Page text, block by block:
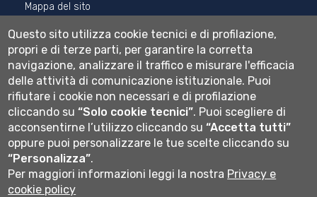
Mappa del sito
Informativa privacy
Cookie settings
Wi-fi
Webmail
24129 Bergamo
Questo sito utilizza cookie tecnici e di profilazione,
propri e di terze parti, per garantire la corretta
navigazione, analizzare il traffico e misurare l'efficacia
delle attività di comunicazione istituzionale. Puoi
rifiutare i cookie non necessari e di profilazione
cliccando su“Solo cookie tecnici”. Puoi scegliere di
acconsentirne l’utilizzo cliccando su“Accetta tutti”
oppure puoi personalizzare le tue scelte cliccando su
“Personalizza”.
Per maggiori informazioni leggi la nostra Privacy e
cookie policy